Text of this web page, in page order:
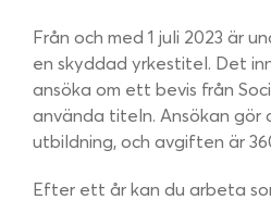
Från och med 1 juli 2023 är
en skyddad yrkestitel. Det
ansöka om ett bevis från
använda titeln. Ansökan gör
utbildning, och avgiften är
Efter ett år kan du arbeta